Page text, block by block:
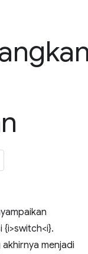
menjadi